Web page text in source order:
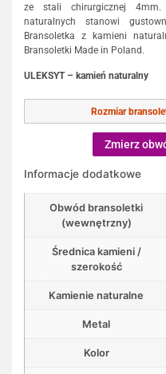
ze stali chirurgicznej 4mm.
naturalnych stanowi
Bransoletka z kamieni
Bransoletki Made in Poland.
ULEKSYT – kamień naturalny
Rozmiar
Zmierz
Informacje dodatkowe
Obwód bransoletki
(wewnętrzny)
Średnica kamieni /
szerokość
Kamienie naturalne
Metal
Kolor